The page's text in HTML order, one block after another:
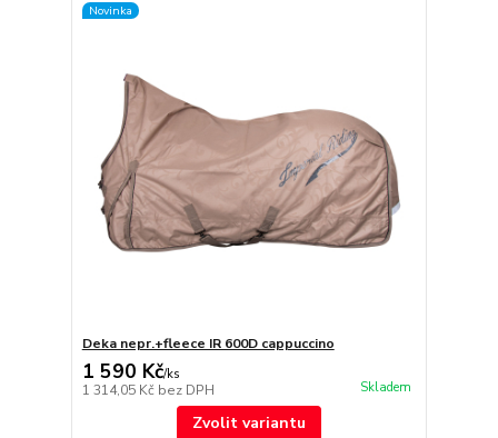
Novinka
Deka nepr.+fleece IR 600D cappuccino
1 590 Kč/ks
1 314,05 Kč bez DPH Skladem
Zvolit variantu